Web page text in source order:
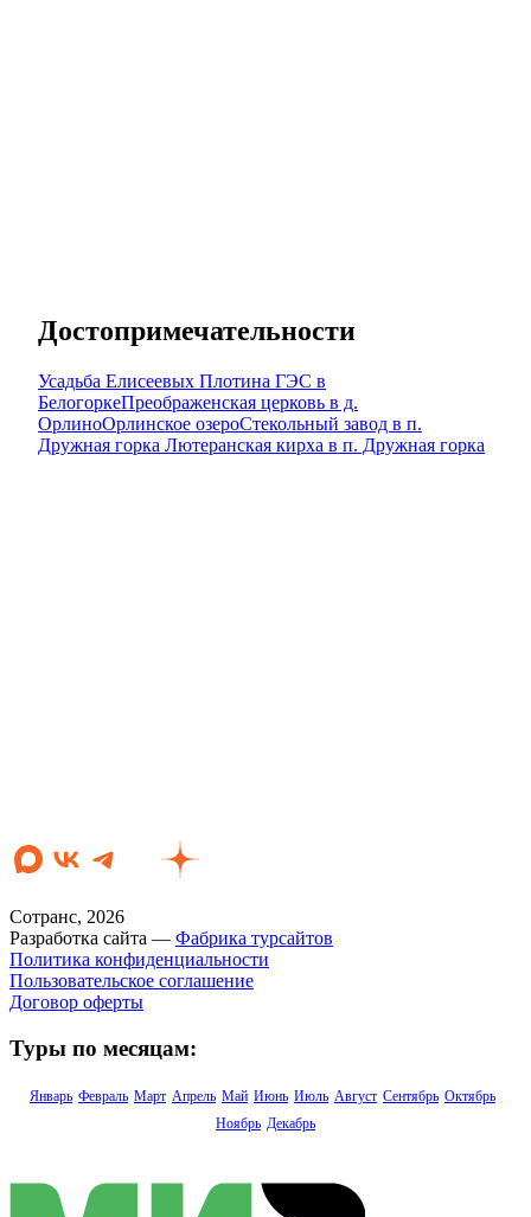
Достопримечательности
Усадьба Елисеевых Плотина ГЭС в
БелогоркеПреображенская церковь в д.
ОрлиноОрлинское озероСтекольный завод в п.
Дружная горка Лютеранская кирха в п. Дружная горка
Сотранс, 2026
Разработка сайта — Фабрика турсайтов
Политика конфиденциальности
Пользовательское соглашение
Договор оферты
Туры по месяцам:
Январь Февраль Март Апрель Май Июнь Июль Август Сентябрь Октябрь
Ноябрь Декабрь